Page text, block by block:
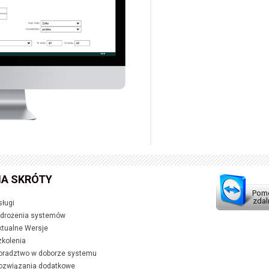
SKRÓTY
systemów
Wersje
w doborze systemu
dodatkowe